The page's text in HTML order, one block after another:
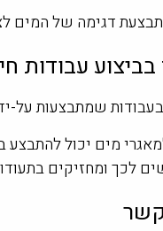
דגימה של המים
עבודות
שמתבצעות על-
מים יכול
לכך ומחזיקים